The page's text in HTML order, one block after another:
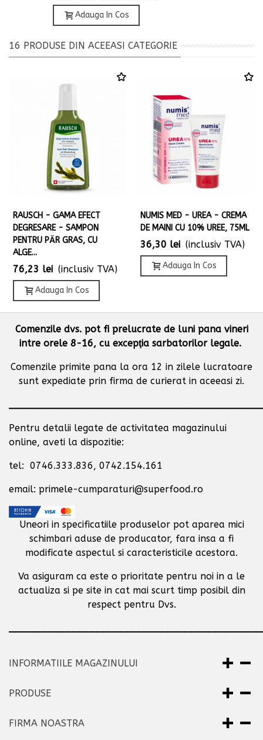
Adauga In Cos
16 PRODUSE DIN ACEEASI CATEGORIE
RAUSCH - GAMA EFECT
DEGRESARE - SAMPON
PENTRU PĂR GRAS, CU
ALGE...
76,23 lei (inclusiv TVA)
Adauga In Cos
NUMIS MED - UREA - CREMA
DE MAINI CU 10% UREE, 75ML
36,30 lei (inclusiv TVA)
Adauga In Cos
Comenzile dvs. pot fi prelucrate de luni pana vineri
intre orele 8-16, cu excepţia sarbatorilor legale.
Comenzile primite pana la ora 12 in zilele lucratoare
sunt expediate prin firma de curierat in aceeasi zi.
Pentru detalii legate de activitatea magazinului
online, aveti la dispozitie:
tel: 0746.333.836, 0742.154.161
email: primele-cumparaturi@superfood.ro
Uneori in specificatiile produselor pot aparea mici
schimbari aduse de producator, fara insa a fi
modificate aspectul si caracteristicile acestora.
Va asiguram ca este o prioritate pentru noi in a le
actualiza si pe site in cat mai scurt timp posibil din
respect pentru Dvs.
INFORMATIILE MAGAZINULUI
PRODUSE
FIRMA NOASTRA